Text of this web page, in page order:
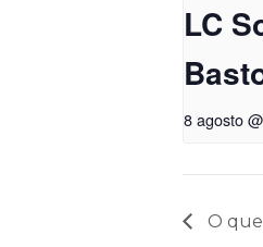
LC
8 agosto
O